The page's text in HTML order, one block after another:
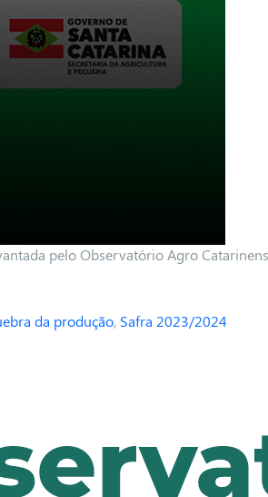
pelo Observatório Agro
da produção, Safra 2023/2024